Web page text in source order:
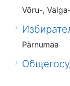
Võru-,
Pärnumaa